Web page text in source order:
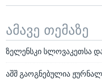
ამავე თემაზე
ზელენსკი სლოვაკეთსა
აშშ გაოგნებულია